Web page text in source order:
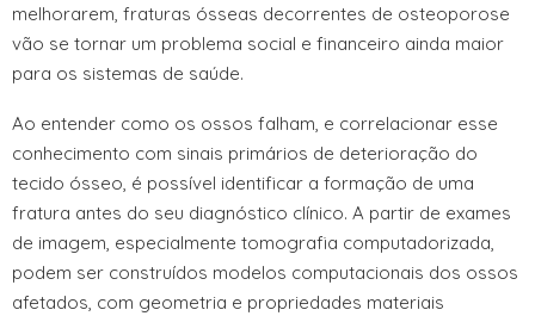
melhorarem, fraturas ósseas decorrentes de osteoporose
vão se tornar um problema social e financeiro ainda maior
para os sistemas de saúde.
Ao entender como os ossos falham, e correlacionar esse
conhecimento com sinais primários de deterioração do
tecido ósseo, é possível identificar a formação de uma
fratura antes do seu diagnóstico clínico. A partir de exames
de imagem, especialmente tomografia computadorizada,
podem ser construídos modelos computacionais dos ossos
afetados, com geometria e propriedades materiais